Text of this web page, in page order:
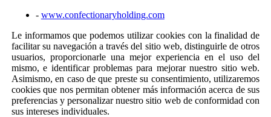
- www.confectionaryholding.com
Le informamos que podemos utilizar cookies con la finalidad de
facilitar su navegación a través del sitio web, distinguirle de otros
usuarios, proporcionarle una mejor experiencia en el uso del
mismo, e identificar problemas para mejorar nuestro sitio web.
Asimismo, en caso de que preste su consentimiento, utilizaremos
cookies que nos permitan obtener más información acerca de sus
preferencias y personalizar nuestro sitio web de conformidad con
sus intereses individuales.